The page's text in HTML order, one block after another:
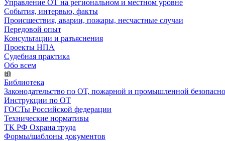
Управление ОТ на региональном и местном уровне
События, интервью, факты
Происшествия, аварии, пожары, несчастные случаи
Передовой опыт
Консультации и разъяснения
Проекты НПА
Судебная практика
Обо всем
Библиотека
Законодательство по ОТ, пожарной и промышленной
Инструкции по ОТ
ГОСТы Российской федерации
Технические нормативы
ТК РФ Охрана труда
Формы/шаблоны документов